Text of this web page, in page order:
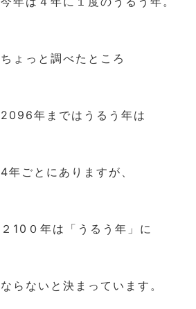
ちょっと調べたところ
2096年まではうるう年は
4年ごとにありますが、
２10０年は「うるう年」に
ならないと決まっています。